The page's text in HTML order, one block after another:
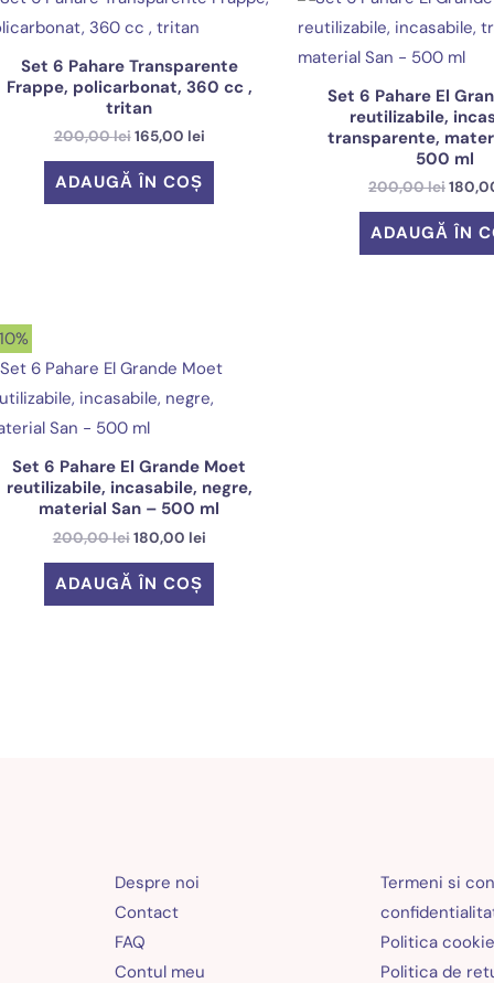
Set 6 Pahare Transparente
Frappe, policarbonat, 360 cc ,
tritan
200,00leiPrețul
a
fost:
200,00 lei.
165,00 leiPrețul
ADAUGĂ ÎN COȘ
Set 6 Pahare El
reutilizabile,
transparente,
500 ml
200,00leiPrețul
a
fost:
ADAUGĂ ÎN
Set 6 Pahare El Grande Moet
reutilizabile, incasabile, negre,
material San – 500 ml
200,00leiPrețul
a
fost:
200,00 lei.
180,00 leiPrețul
ADAUGĂ ÎN COȘ
Despre noi
Contact
FAQ
Contul meu
Termeni si
Politica
Politica de